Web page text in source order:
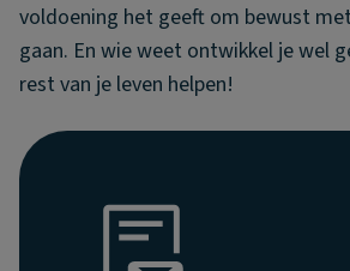
voldoening het geeft om bewust
gaan. En wie weet ontwikkel je wel
rest van je leven helpen!